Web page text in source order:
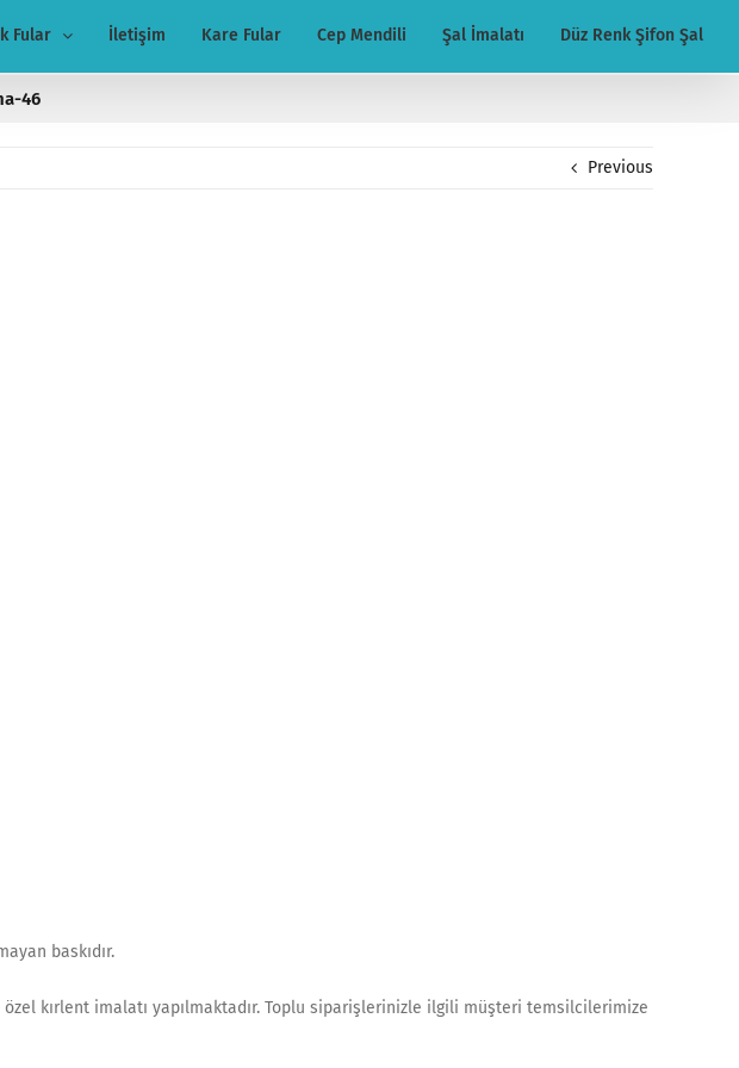
Fular İletişim Kare Fular Cep Mendili Şal İmalatı Düz Renk Şifon Şal
46
Previous
baskıdır.
kırlent imalatı yapılmaktadır. Toplu siparişlerinizle ilgili müşteri temsilcilerimize